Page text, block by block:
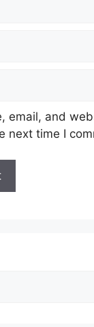
email, and
next time I